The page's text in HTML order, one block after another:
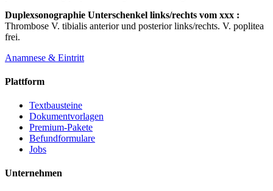
Duplexsonographie Unterschenkel links/rechts vom xxx :
Thrombose V. tibialis anterior und posterior links/rechts. V. poplitea
frei.
Anamnese & Eintritt
Plattform
Textbausteine
Dokumentvorlagen
Premium-Pakete
Befundformulare
Jobs
Unternehmen